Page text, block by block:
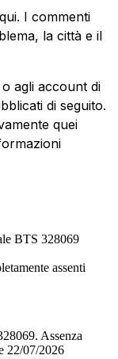
I commenti
la città e il
agli account di
di seguito.
quei